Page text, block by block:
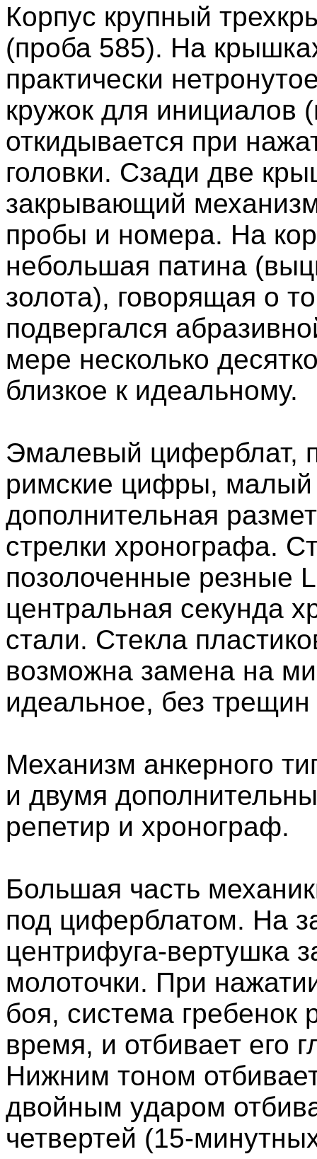
Корпус крупный
(проба 585). На
практически
кружок для инициалов
откидывается при
головки. Сзади две
закрывающий
пробы и номера. На
небольшая патина
золота), говорящая о
подвергался
мере несколько
близкое к идеальному.
Эмалевый циферблат,
римские цифры, малый
дополнительная
стрелки хронографа.
позолоченные резные
центральная секунда
стали. Стекла
возможна замена на
идеальное, без трещин
Механизм анкерного
и двумя
репетир и хронограф.
Большая часть
под циферблатом. На
центрифуга-вертушка
молоточки. При
боя, система гребенок
время, и отбивает его
Нижним тоном
двойным ударом
четвертей (15-